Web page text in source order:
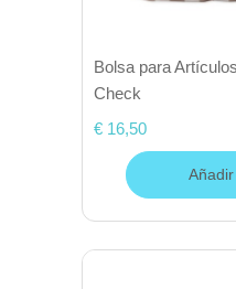
Bolsa para
Check
€ 16,50